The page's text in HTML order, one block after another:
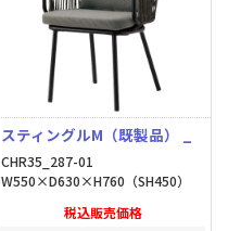
スティングルM（既製品） _
CHR35_287-01
W550×D630×H760（SH450）
税込販売価格